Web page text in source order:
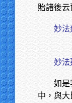
貽諸後云
妙法
妙法
如是
中，與